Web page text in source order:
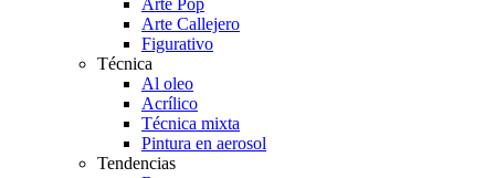
Arte Callejero
Figurativo
Técnica
Al oleo
Acrílico
Técnica mixta
Pintura en aerosol
Tendencias